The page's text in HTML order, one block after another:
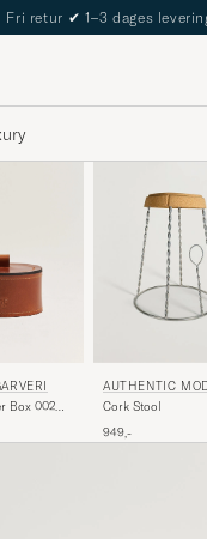
Carl Passport
Box 002
AUTHENTIC
Cork Stool
949,-